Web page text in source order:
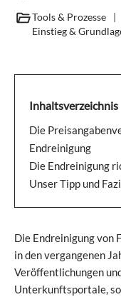
Tools & Prozesse
|
Einstieg &
Inhaltsverzeichnis
Die
Endreinigung
Die Endreinigung
Unser Tipp und
Die Endreinigung von
in den vergangenen
Veröffentlichungen
Unterkunftsportale,